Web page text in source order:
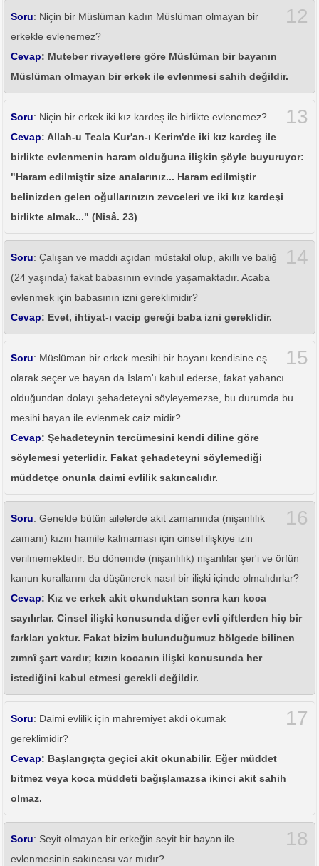
12
Soru: Niçin bir Müslüman kadın Müslüman olmayan bir
erkekle evlenemez?
Cevap: Muteber rivayetlere göre Müslüman bir bayanın
Müslüman olmayan bir erkek ile evlenmesi sahih değildir.
13
Soru: Niçin bir erkek iki kız kardeş ile birlikte evlenemez?
Cevap: Allah-u Teala Kur'an-ı Kerim'de iki kız kardeş ile
birlikte evlenmenin haram olduğuna ilişkin şöyle buyuruyor:
"Haram edilmiştir size analarınız... Haram edilmiştir
belinizden gelen oğullarınızın zevceleri ve iki kız kardeşi
birlikte almak..." (Nisâ. 23)
14
Soru: Çalışan ve maddi açıdan müstakil olup, akıllı ve baliğ
(24 yaşında) fakat babasının evinde yaşamaktadır. Acaba
evlenmek için babasının izni gereklimidir?
Cevap: Evet, ihtiyat-ı vacip gereği baba izni gereklidir.
15
Soru: Müslüman bir erkek mesihi bir bayanı kendisine eş
olarak seçer ve bayan da İslam'ı kabul ederse, fakat yabancı
olduğundan dolayı şehadeteyni söyleyemezse, bu durumda bu
mesihi bayan ile evlenmek caiz midir?
Cevap: Şehadeteynin tercümesini kendi diline göre
söylemesi yeterlidir. Fakat şehadeteyni söylemediği
müddetçe onunla daimi evlilik sakıncalıdır.
16
Soru: Genelde bütün ailelerde akit zamanında (nişanlılık
zamanı) kızın hamile kalmaması için cinsel ilişkiye izin
verilmemektedir. Bu dönemde (nişanlılık) nişanlılar şer'i ve örfün
kanun kurallarını da düşünerek nasıl bir ilişki içinde olmalıdırlar?
Cevap: Kız ve erkek akit okunduktan sonra karı koca
sayılırlar. Cinsel ilişki konusunda diğer evli çiftlerden hiç bir
farkları yoktur. Fakat bizim bulunduğumuz bölgede bilinen
zımnî şart vardır; kızın kocanın ilişki konusunda her
istediğini kabul etmesi gerekli değildir.
17
Soru: Daimi evlilik için mahremiyet akdi okumak
gereklimidir?
Cevap: Başlangıçta geçici akit okunabilir. Eğer müddet
bitmez veya koca müddeti bağışlamazsa ikinci akit sahih
olmaz.
18
Soru: Seyit olmayan bir erkeğin seyit bir bayan ile
evlenmesinin sakıncası var mıdır?